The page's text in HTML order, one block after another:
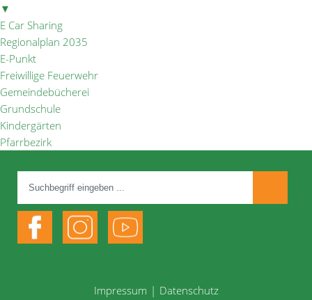
▼
E Car Sharing
Regionalplan 2035
E-Punkt
Freiwillige Feuerwehr
Gemeindebücherei
Grundschule
Kindergärten
Pfarrbezirk
Impressum Datenschutz